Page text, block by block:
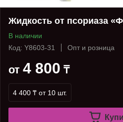
Жидкость от псориаза
В наличии
Код: Y8603-31
Опт и розница
от 4 800 ₸
4 400 ₸ от 10 шт.